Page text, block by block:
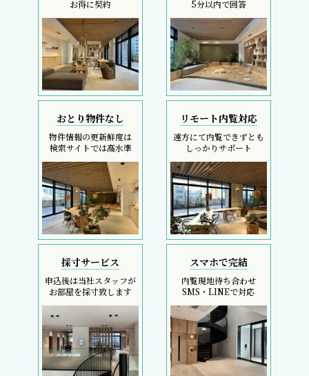
お得に契約
5分以内で回答
おとり物件なし
物件情報の更新鮮度は
検索サイトでは高水準
リモート内覧対応
遠方にて内覧できずとも
しっかりサポート
採寸サービス
申込後は当社スタッフが
お部屋を採寸致します
スマホで完結
内覧現地待ち合わせ
SMS・LINEで対応